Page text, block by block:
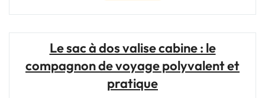
:
Sac
à
Dos
en
Le sac à dos valise cabine : le
compagnon de voyage polyvalent et
pratique